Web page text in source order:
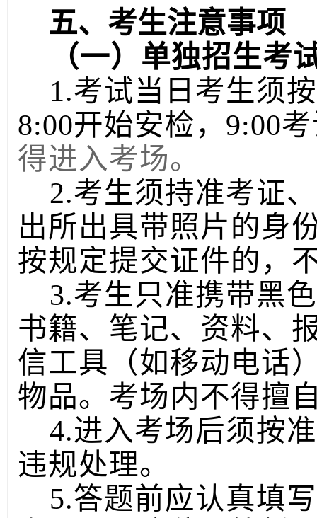
五、考生注意事项
（一）单独招生考
1.考试当日考生须
8:00开始安检，9:00
得进入考场。
2.考生须持准考证
出所出具带照片的身
按规定提交证件的，
3.考生只准携带黑
书籍、笔记、资料、
信工具（如移动电话
物品。考场内不得擅
4.进入考场后须按
违规处理。
5.答题前应认真填